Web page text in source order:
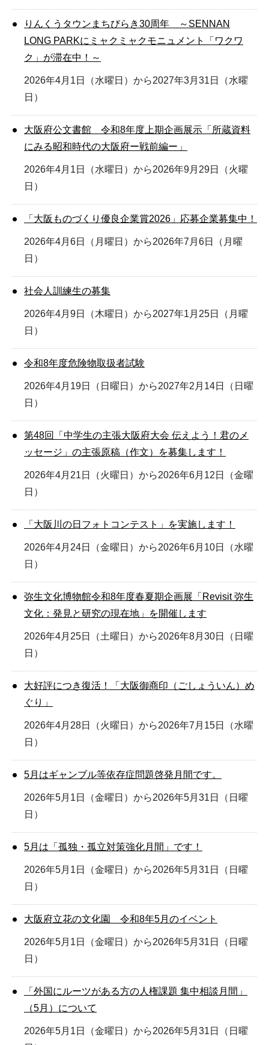
りんくうタウンまちびらき30周年 ～SENNAN
LONG PARKにミャクミャクモニュメント「ワクワ
ク」が滞在中！～
2026年4月1日（水曜日）から2027年3月31日（水曜
日）
大阪府公文書館 令和8年度上期企画展示「所蔵資料
にみる昭和時代の大阪府ー戦前編ー」
2026年4月1日（水曜日）から2026年9月29日（火曜
日）
「大阪ものづくり優良企業賞2026」応募企業募集中！
2026年4月6日（月曜日）から2026年7月6日（月曜
日）
社会人訓練生の募集
2026年4月9日（木曜日）から2027年1月25日（月曜
日）
令和8年度危険物取扱者試験
2026年4月19日（日曜日）から2027年2月14日（日曜
日）
第48回「中学生の主張大阪府大会 伝えよう！君のメ
ッセージ」の主張原稿（作文）を募集します！
2026年4月21日（火曜日）から2026年6月12日（金曜
日）
「大阪川の日フォトコンテスト」を実施します！
2026年4月24日（金曜日）から2026年6月10日（水曜
日）
弥生文化博物館令和8年度春夏期企画展「Revisit 弥生
文化：発見と研究の現在地」を開催します
2026年4月25日（土曜日）から2026年8月30日（日曜
日）
大好評につき復活！「大阪御商印（ごしょういん）め
ぐり」
2026年4月28日（火曜日）から2026年7月15日（水曜
日）
5月はギャンブル等依存症問題啓発月間です。
2026年5月1日（金曜日）から2026年5月31日（日曜
日）
5月は「孤独・孤立対策強化月間」です！
2026年5月1日（金曜日）から2026年5月31日（日曜
日）
大阪府立花の文化園 令和8年5月のイベント
2026年5月1日（金曜日）から2026年5月31日（日曜
日）
「外国にルーツがある方の人権課題 集中相談月間」
（5月）について
2026年5月1日（金曜日）から2026年5月31日（日曜